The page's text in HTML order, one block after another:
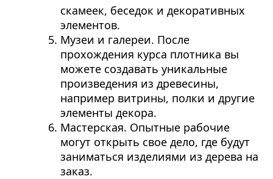
скамеек, беседок и декоративных
элементов.
Музеи и галереи. После
прохождения курса плотника вы
можете создавать уникальные
произведения из древесины,
например витрины, полки и другие
элементы декора.
Мастерская. Опытные рабочие
могут открыть свое дело, где будут
заниматься изделиями из дерева на
заказ.